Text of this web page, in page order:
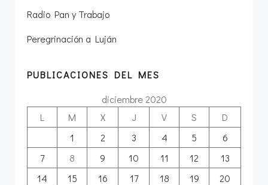
Radio Pan y Trabajo
Peregrinación a Luján
PUBLICACIONES DEL MES
diciembre 2020
L
M X J V S
D
1
2 3 4 5
6
7
8 9 10 11 12
13
14
15 16 17 18 19
20